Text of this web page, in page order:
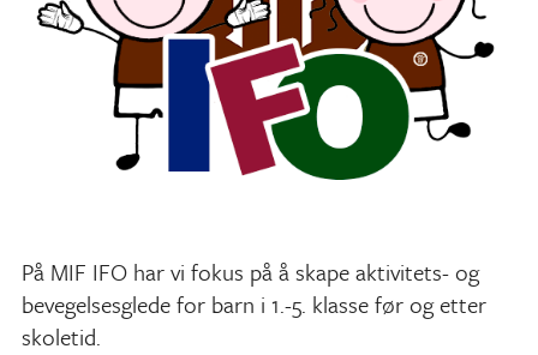
På MIF IFO har vi fokus på å skape aktivitets- og
bevegelsesglede for barn i 1.-5. klasse før og etter
skoletid.